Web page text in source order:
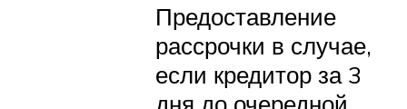
Предоставление
рассрочки в случае,
если кредитор за 3